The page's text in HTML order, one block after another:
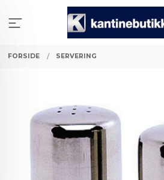
innholdet
FORSIDE SERVERING